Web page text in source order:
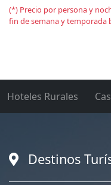
(*) Precio por persona y
fin de semana y temporada
Hoteles Rurales
Destinos